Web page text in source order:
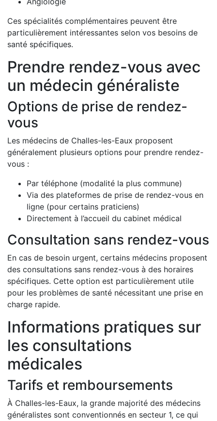
Ces spécialités complémentaires peuvent être
particulièrement intéressantes selon vos besoins de
santé spécifiques.
Prendre rendez-vous avec
un médecin généraliste
Options de prise de rendez-
vous
Les médecins de Challes-les-Eaux proposent
généralement plusieurs options pour prendre rendez-
vous :
Par téléphone (modalité la plus commune)
Via des plateformes de prise de rendez-vous en
ligne (pour certains praticiens)
Directement à l’accueil du cabinet médical
Consultation sans rendez-vous
En cas de besoin urgent, certains médecins proposent
des consultations sans rendez-vous à des horaires
spécifiques. Cette option est particulièrement utile
pour les problèmes de santé nécessitant une prise en
charge rapide.
Informations pratiques sur
les consultations
médicales
Tarifs et remboursements
À Challes-les-Eaux, la grande majorité des médecins
généralistes sont conventionnés en secteur 1, ce qui